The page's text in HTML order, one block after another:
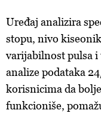
Uređaj analizira
stopu, nivo
varijabilnost pulsa i
analize podataka
korisnicima da
funkcioniše,